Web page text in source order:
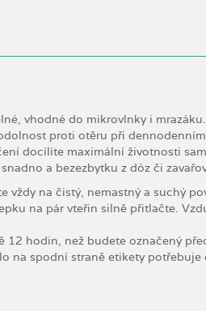
vhodné do mikrovlnky i
proti otěru při
docílíte maximální životnosti
a bezezbytku z dóz či
vždy na čistý, nemastný a suchý
na pár vteřin silně přitlačte.
12 hodin, než budete označený
na spodní straně etikety